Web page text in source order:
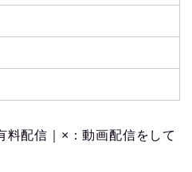
料配信｜×：動画配信をして